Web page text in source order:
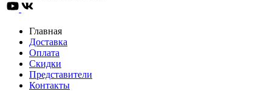
Главная
Доставка
Оплата
Скидки
Представители
Контакты